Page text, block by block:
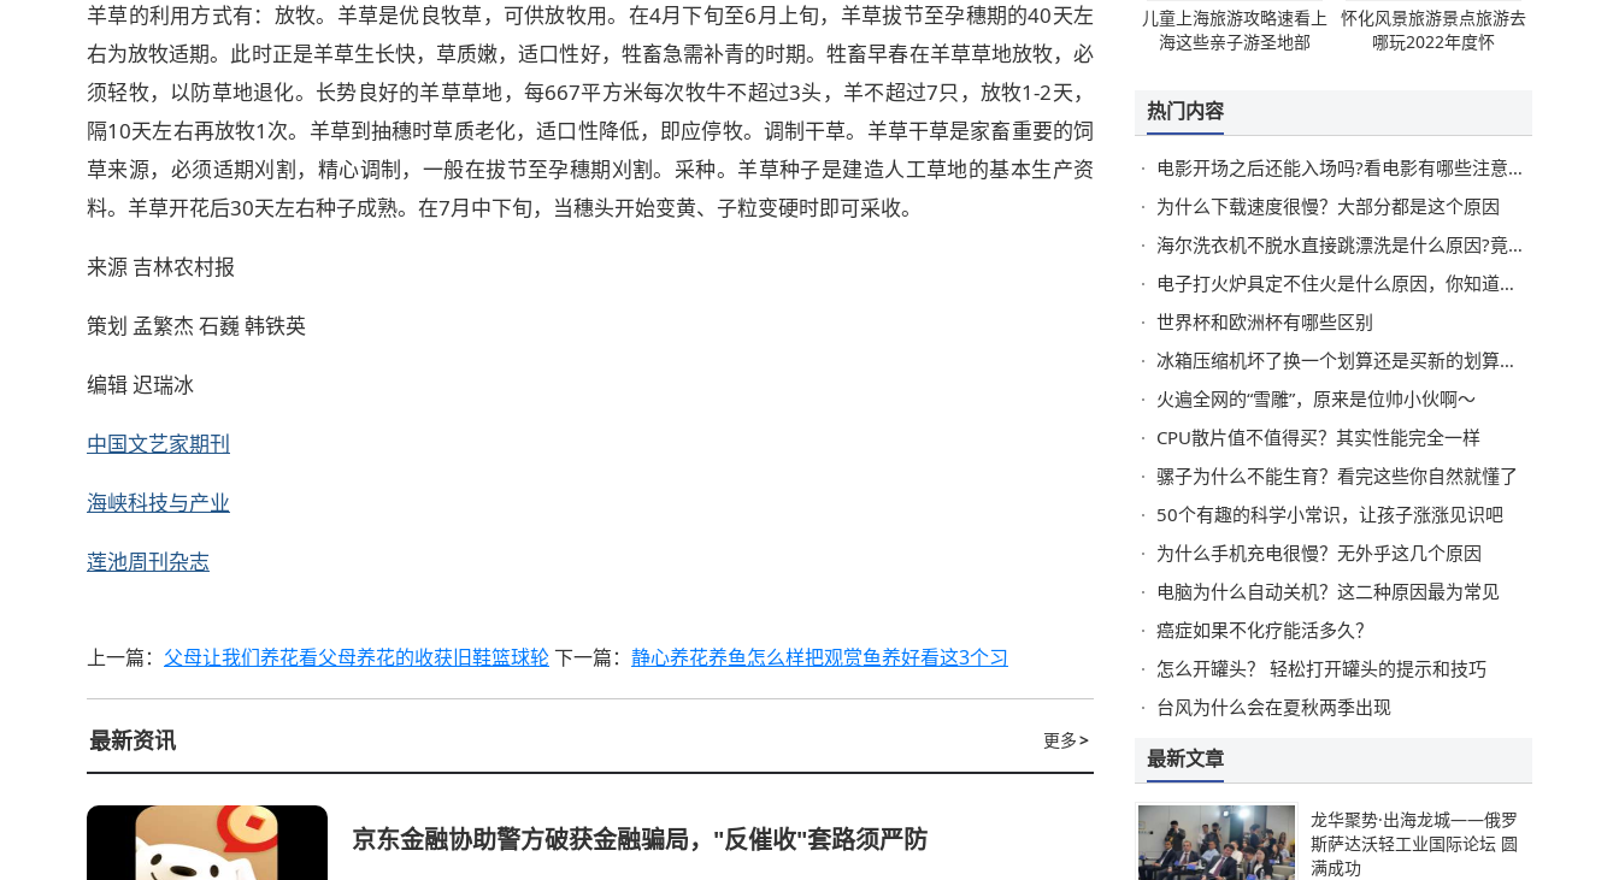
羊草的利用方式有：放牧。羊草是优良牧草，可供放牧用。在4月下旬至6月上旬，羊草拔节至孕穗期的40天左
右为放牧适期。此时正是羊草生长快，草质嫩，适口性好，牲畜急需补青的时期。牲畜早春在羊草草地放牧，必
须轻牧，以防草地退化。长势良好的羊草草地，每667平方米每次牧牛不超过3头，羊不超过7只，放牧1-2天，
隔10天左右再放牧1次。羊草到抽穗时草质老化，适口性降低，即应停牧。调制干草。羊草干草是家畜重要的饲
草来源，必须适期刈割，精心调制，一般在拔节至孕穗期刈割。采种。羊草种子是建造人工草地的基本生产资
料。羊草开花后30天左右种子成熟。在7月中下旬，当穗头开始变黄、子粒变硬时即可采收。
来源 吉林农村报
策划 孟繁杰 石巍 韩铁英
编辑 迟瑞冰
中国文艺家期刊
海峡科技与产业
莲池周刊杂志
上一篇： 父母让我们养花看父母养花的收获旧鞋篮球轮下一篇： 静心养花养鱼怎么样把观赏鱼养好看这3个习
更多>
最新资讯
京东金融协助警方破获金融骗局，"反催收"套路须严防
儿童上海旅游攻略速看上
海这些亲子游圣地部
怀化风景旅游景点旅游去
哪玩2022年度怀
热门内容
电影开场之后还能入场吗?看电影有哪些注意事项?
为什么下载速度很慢？大部分都是这个原因
海尔洗衣机不脱水直接跳漂洗是什么原因?竟然是这样
电子打火炉具定不住火是什么原因，你知道怎么处理吗？
世界杯和欧洲杯有哪些区别
冰箱压缩机坏了换一个划算还是买新的划算？换
火遍全网的“雪雕”，原来是位帅小伙啊～
CPU散片值不值得买？其实性能完全一样
骡子为什么不能生育？看完这些你自然就懂了
50个有趣的科学小常识，让孩子涨涨见识吧
为什么手机充电很慢？无外乎这几个原因
电脑为什么自动关机？这二种原因最为常见
癌症如果不化疗能活多久？
怎么开罐头？ 轻松打开罐头的提示和技巧
台风为什么会在夏秋两季出现
最新文章
龙华聚势·出海龙城——俄罗
斯萨达沃轻工业国际论坛 圆
满成功